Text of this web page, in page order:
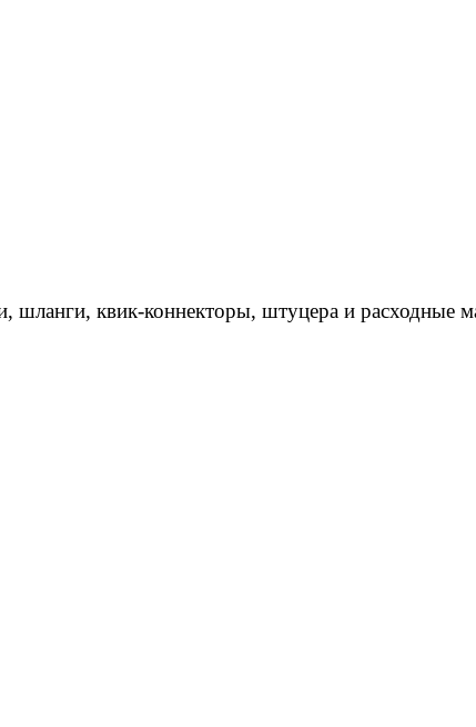
шланги, квик-коннекторы, штуцера и расходные